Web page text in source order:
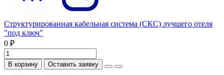
Структурированная кабельная система (СКС) лучшего отеля
"под ключ"
0 ₽
В корзину Оставить заявку